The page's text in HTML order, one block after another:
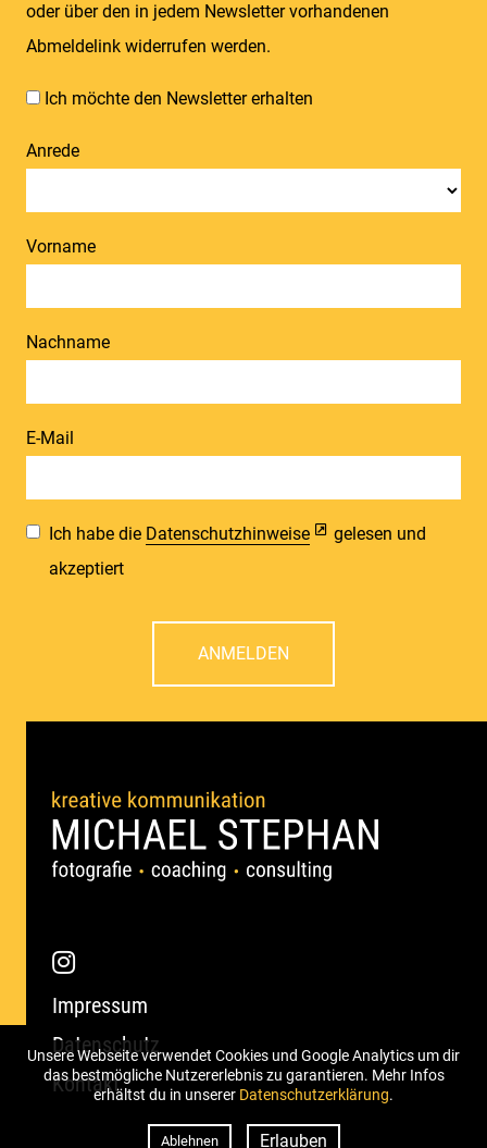
oder über den in jedem Newsletter vorhandenen
Abmeldelink widerrufen werden.
Ich möchte den Newsletter erhalten
Anrede
Vorname
Nachname
E-Mail
Ich habe die Datenschutzhinweise
gelesen und
akzeptiert
ANMELDEN
Impressum
Datenschutz
Kontakt
Unsere Webseite verwendet Cookies und Google Analytics um dir
das bestmögliche Nutzererlebnis zu garantieren. Mehr Infos
erhältst du in unserer Datenschutzerklärung.
Ablehnen Erlauben